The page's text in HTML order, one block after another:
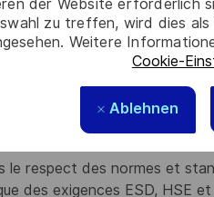
der Website erforderlich
zu treffen, wird dies
Weitere
Cookie-
Ablehnen
définies, en élaborant
de câblage),
la reprise de ces
ressources internes et
des besoins, la gestion
le respect des normes et
des exigences ESD, HSE